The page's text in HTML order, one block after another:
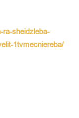
ra-sheidzleba-
1tvmecniereba/